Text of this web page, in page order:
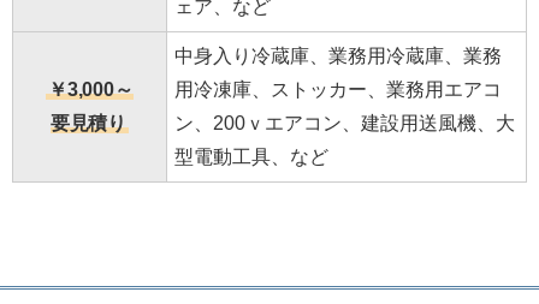
ェア、など
￥3,000～
要見積り
中身入り冷蔵庫、業務用冷蔵庫、業務
用冷凍庫、ストッカー、業務用エアコ
ン、200ｖエアコン、建設用送風機、大
型電動工具、など